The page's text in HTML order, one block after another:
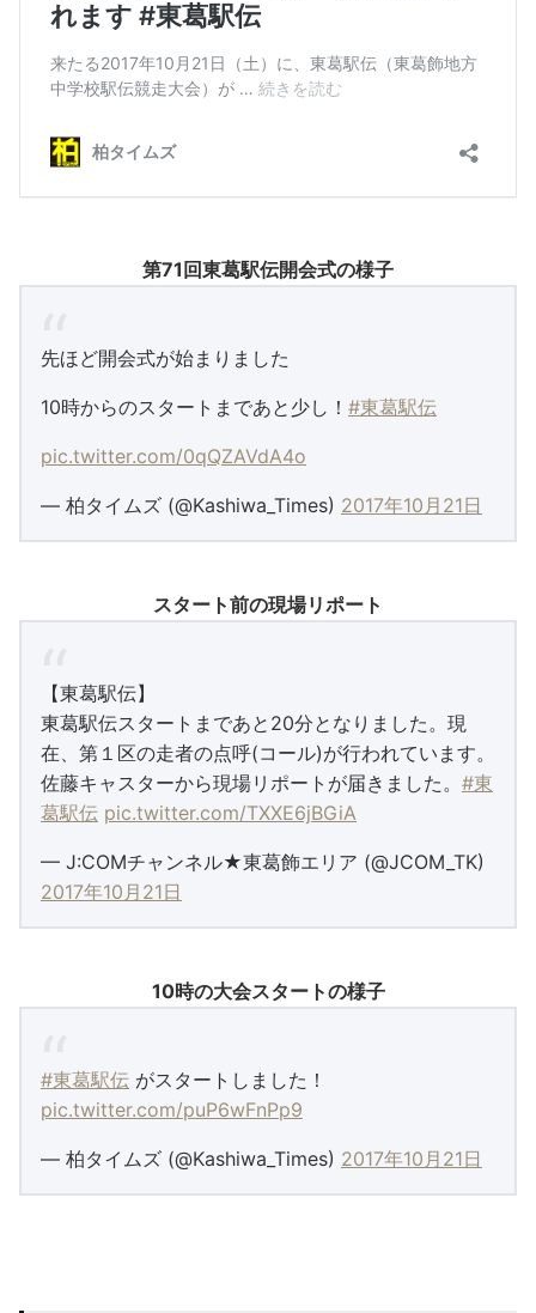
第71回東葛駅伝開会式の様子
先ほど開会式が始まりました
10時からのスタートまであと少し！ #東葛駅伝
pic.twitter.com/0qQZAVdA4o
— 柏タイムズ (@Kashiwa_Times) 2017年10月21日
スタート前の現場リポート
【東葛駅伝】
東葛駅伝スタートまであと20分となりました。現
在、第１区の走者の点呼(コール)が行われています。
佐藤キャスターから現場リポートが届きました。 #東
葛駅伝 pic.twitter.com/TXXE6jBGiA
— J:COMチャンネル★東葛飾エリア (@JCOM_TK)
2017年10月21日
10時の大会スタートの様子
#東葛駅伝 がスタートしました！
pic.twitter.com/puP6wFnPp9
— 柏タイムズ (@Kashiwa_Times) 2017年10月21日